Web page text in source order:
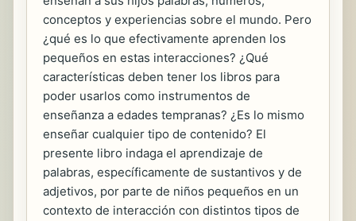
conceptos y experiencias sobre el mundo. Pero
¿qué es lo que efectivamente aprenden los
pequeños en estas interacciones? ¿Qué
características deben tener los libros para
poder usarlos como instrumentos de
enseñanza a edades tempranas? ¿Es lo mismo
enseñar cualquier tipo de contenido? El
presente libro indaga el aprendizaje de
palabras, específicamente de sustantivos y de
adjetivos, por parte de niños pequeños en un
contexto de interacción con distintos tipos de